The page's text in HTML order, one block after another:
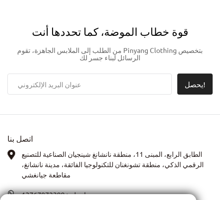
قوة خطاب الموضة، كما تحددها أنت
من الطلب إلى الملابس الجاهزة، تقوم Pinyang Clothing بتخصيص
الرسائل لبناء جسر لك
يحصل!
اتصل بنا
الطابق الرابع، المبنى 11، منطقة نانشانغ شينجيان الصناعية للتصنيع
الرقمي الذكي، منطقة تشونغنان للتكنولوجيا الفائقة، مدينة نانشانغ،
مقاطعة جيانغشي
واتساب:13767972399